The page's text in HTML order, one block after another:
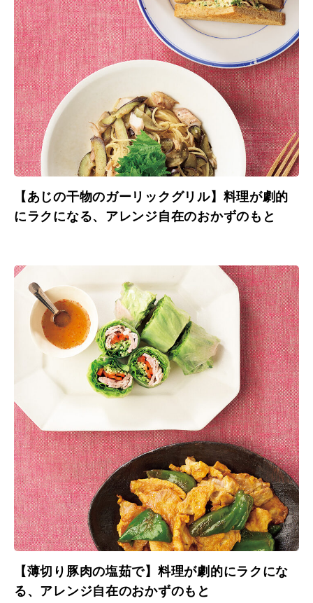
【あじの干物のガーリックグリル】料理が劇的
にラクになる、アレンジ自在のおかずのもと
【薄切り豚肉の塩茹で】料理が劇的にラクにな
る、アレンジ自在のおかずのもと